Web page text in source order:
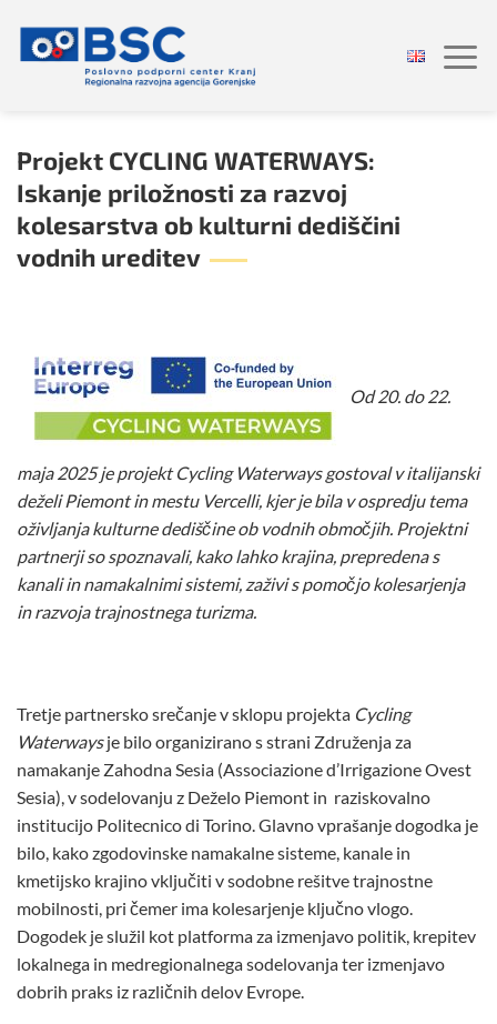
vsebino
Projekt CYCLING WATERWAYS:
Iskanje priložnosti za razvoj
kolesarstva ob kulturni dediščini
vodnih ureditev
Od 20. do 22.
maja 2025 je projekt Cycling Waterways gostoval v italijanski
deželi Piemont in mestu Vercelli, kjer je bila v ospredju tema
oživljanja kulturne dediščine ob vodnih območjih. Projektni
partnerji so spoznavali, kako lahko krajina, prepredena s
kanali in namakalnimi sistemi, zaživi s pomočjo kolesarjenja
in razvoja trajnostnega turizma.
Tretje partnersko srečanje v sklopu projekta Cycling
Waterwaysje bilo organizirano s strani Združenja za
namakanje Zahodna Sesia (Associazione d’Irrigazione Ovest
Sesia), v sodelovanju z Deželo Piemont in raziskovalno
institucijo Politecnico di Torino. Glavno vprašanje dogodka je
bilo, kako zgodovinske namakalne sisteme, kanale in
kmetijsko krajino vključiti v sodobne rešitve trajnostne
mobilnosti, pri čemer ima kolesarjenje ključno vlogo.
Dogodek je služil kot platforma za izmenjavo politik, krepitev
lokalnega in medregionalnega sodelovanja ter izmenjavo
dobrih praks iz različnih delov Evrope.